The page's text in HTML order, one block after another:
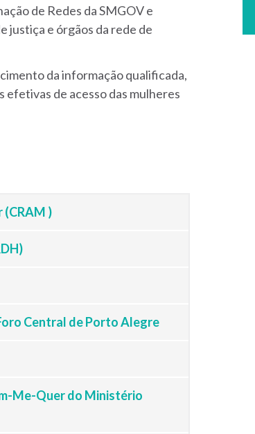
de Redes da SMGOV e
justiça e órgãos da rede de
da informação qualificada,
efetivas de acesso das mulheres
)
Central de Porto Alegre
Me-Quer do Ministério